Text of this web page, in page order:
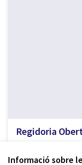
Informació sobre
Regidoria